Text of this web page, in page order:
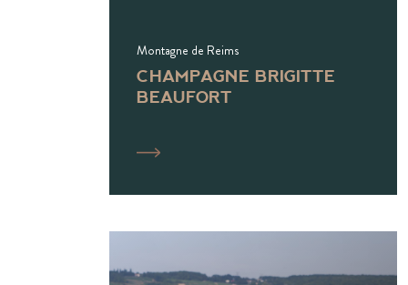
Montagne de Reims
CHAMPAGNE BRIGITTE
BEAUFORT